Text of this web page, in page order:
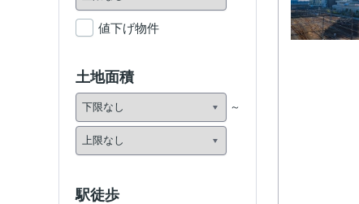
値下げ物件
土地面積
駅徒歩